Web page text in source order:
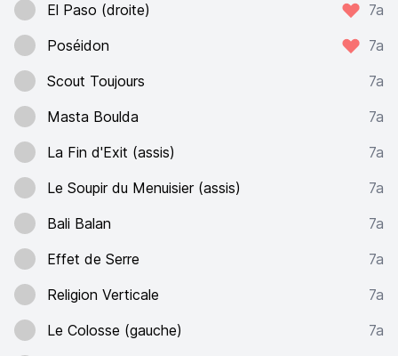
El Paso (droite)
7a
Poséidon
7a
Scout Toujours
7a
Masta Boulda
7a
La Fin d'Exit (assis)
7a
Le Soupir du Menuisier (assis)
7a
Bali Balan
7a
Effet de Serre
7a
Religion Verticale
7a
Le Colosse (gauche)
7a